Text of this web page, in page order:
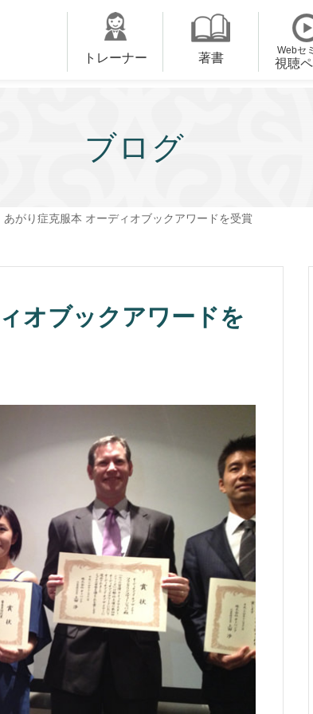
トレーナー 著書
Webセ
視聴
ブログ
あがり症克服本 オーディオブックアワードを受賞
オブックアワードを